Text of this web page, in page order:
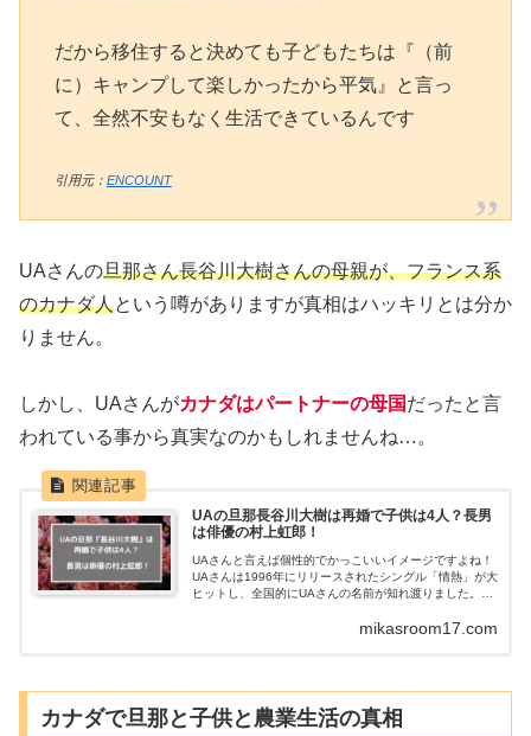
だから移住すると決めても子どもたちは『（前
に）キャンプして楽しかったから平気』と言っ
て、全然不安もなく生活できているんです
引用元： ENCOUNT
UAさんの旦那さん長谷川大樹さんの母親が、フランス系
のカナダ人という噂がありますが真相はハッキリとは分か
りません。
しかし、UAさんがカナダはパートナーの母国だったと言
われている事から真実なのかもしれませんね…。
UAの旦那長谷川大樹は再婚で子供は4人？長男
は俳優の村上虹郎！
UAさんと言えば個性的でかっこいいイメージですよね！
UAさんは1996年にリリースされたシングル「情熱」が大
ヒットし、全国的にUAさんの名前が知れ渡りました。ソ
mikasroom17.com
カナダで旦那と子供と農業生活の真相